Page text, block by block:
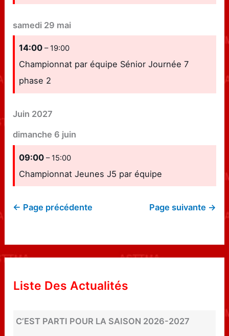
samedi 29 mai
14:00– 19:00
Championnat par équipe Sénior Journée 7
phase 2
Juin 2027
dimanche 6 juin
09:00– 15:00
Championnat Jeunes J5 par équipe
← Page précédente Page suivante →
Liste Des Actualités
C’EST PARTI POUR LA SAISON 2026-2027